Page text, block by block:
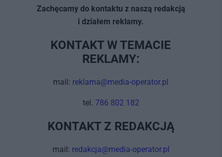
Zachęcamy do kontaktu z naszą redakcją
i działem reklamy.
KONTAKT W TEMACIE
REKLAMY:
mail: reklama@media-operator.pl
tel. 786 802 182
KONTAKT Z REDAKCJĄ
mail: redakcja@media-operator.pl